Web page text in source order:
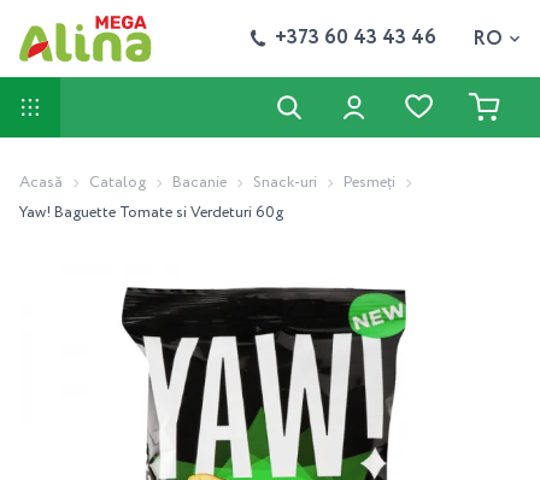
+373 60 43 43 46 RO
Acasă Catalog Bacanie Snack-uri
Pesmeţi
Yaw! Baguette Tomate si Verdeturi 60g